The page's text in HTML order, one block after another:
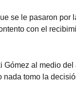
se le pasaron
con el
Gómez al medio
tomo la